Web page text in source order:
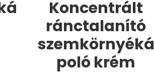
Koncentrált
ránctalanító
szemkörnyéká
poló krém